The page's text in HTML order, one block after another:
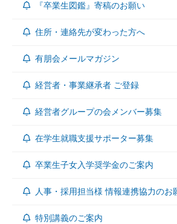
『卒業生図鑑』寄稿のお願い
住所・連絡先が変わった方へ
有朋会メールマガジン
経営者・事業継承者 ご登録
経営者グループの会メンバー募集
在学生就職支援サポーター募集
卒業生子女入学奨学金のご案内
人事・採用担当様 情報連携協力のお
特別講義のご案内